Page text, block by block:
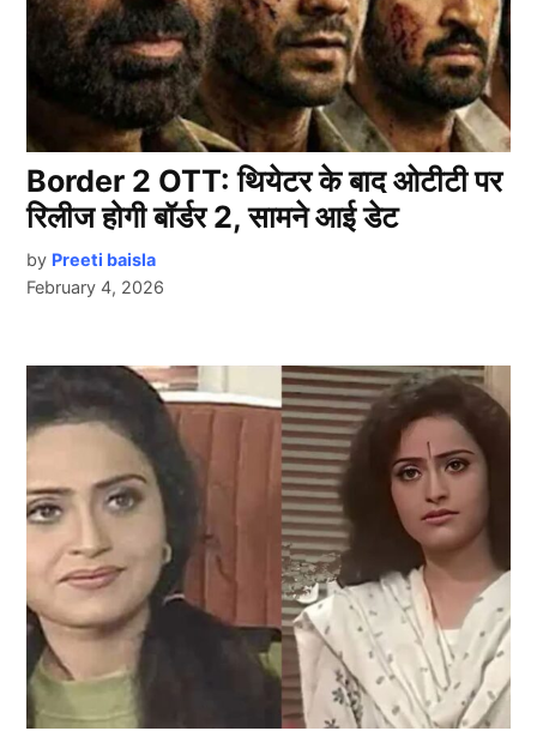
Border 2 OTT: थियेटर के बाद ओटीटी पर
रिलीज होगी बॉर्डर 2, सामने आई डेट
by Preeti baisla
February 4, 2026